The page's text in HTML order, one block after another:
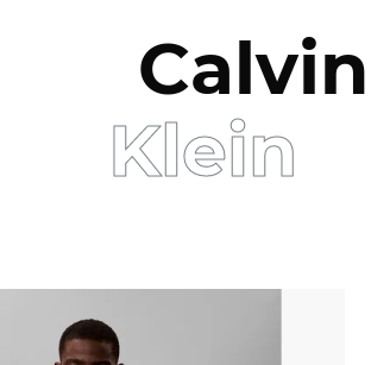
Calvin
Klein